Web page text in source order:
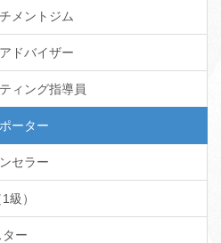
メントジム
ドバイザー
ィング指導員
ーター
セラー
級）
ー